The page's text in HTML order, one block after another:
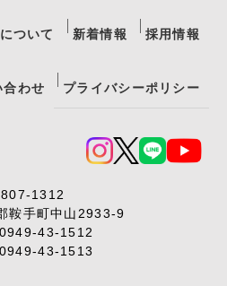
ついて 新着情報 採用情報
合わせ プライバシーポリシー
807-1312
鞍手町中山2933-9
0949-43-1512
43-1513